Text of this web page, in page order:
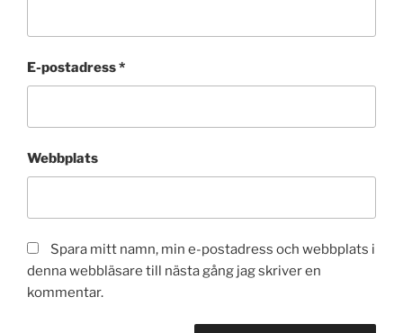
E-postadress*
Webbplats
Spara mitt namn, min e-postadress och webbplats i
denna webbläsare till nästa gång jag skriver en
kommentar.